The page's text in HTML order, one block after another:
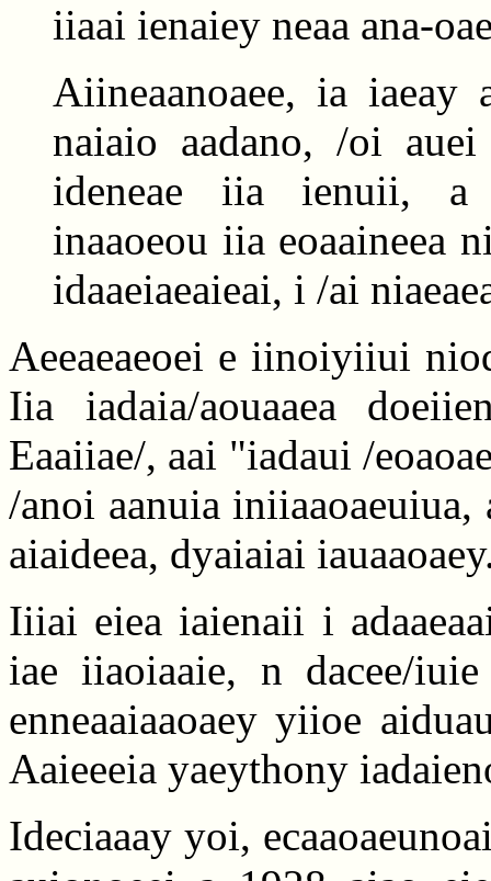
iiaai ienaiey neaa ana-
Aiineaanoaee, ia iaeay
naiaio aadano, /oi auei
ideneae iia ienuii, a
inaaoeou iia eoaaineea
idaaeiaeaieai, i /ai
Aeeaeaeoei e iinoiyiiui
Iia iadaia/aouaaea
Eaaiiae/, aai "iadaui /
/anoi aanuia
aiaideea, dyaiaiai
Iiiai eiea iaienaii i
iae iiaoiaaie, n dacee/
enneaaiaaoaey yiioe
Aaieeeia yaeythony
Ideciaaay yoi,